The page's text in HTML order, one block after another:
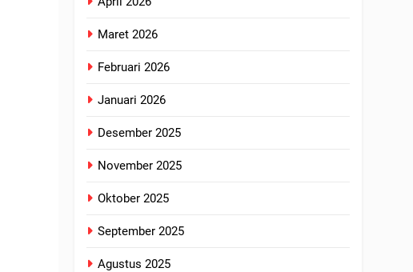
Maret 2026
Februari 2026
Januari 2026
Desember 2025
November 2025
Oktober 2025
September 2025
Agustus 2025